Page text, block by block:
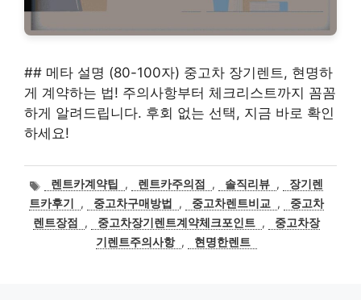
## 메타 설명 (80-100자) 중고차 장기렌트, 현명하
게 계약하는 법! 주의사항부터 체크리스트까지 꼼꼼
하게 알려드립니다. 후회 없는 선택, 지금 바로 확인
하세요!
태
그
렌트카계약팁 , 렌트카주의점 , 솔직리뷰 ,
장기렌
트카후기
, 중고차구매방법 , 중고차렌트비교 ,
중고차
렌트장점
, 중고차장기렌트계약체크포인트 ,
중고차장
기렌트주의사항 , 현명한렌트